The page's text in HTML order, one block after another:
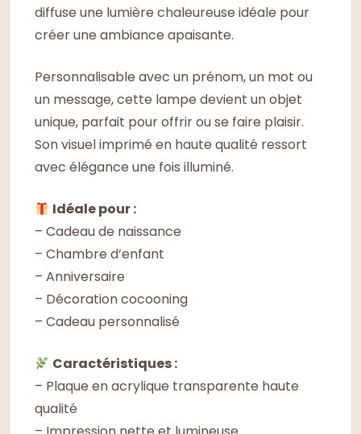
diffuse une lumière chaleureuse idéale pour
créer une ambiance apaisante.
Personnalisable avec un prénom, un mot ou
un message, cette lampe devient un objet
unique, parfait pour offrir ou se faire plaisir.
Son visuel imprimé en haute qualité ressort
avec élégance une fois illuminé.
Idéale pour :
– Cadeau de naissance
– Chambre d’enfant
– Anniversaire
– Décoration cocooning
– Cadeau personnalisé
Caractéristiques :
– Plaque en acrylique transparente haute
qualité